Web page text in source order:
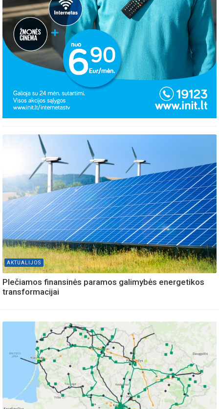
AKTUALIJOS
Plečiamos finansinės paramos galimybės energetikos
transformacijai